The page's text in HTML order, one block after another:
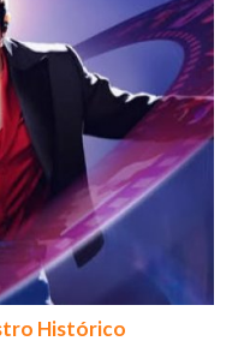
Histórico